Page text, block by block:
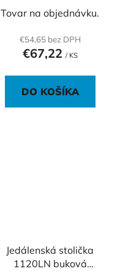
Tovar na objednávku.
€54,65 bez DPH
€67,22 / KS
DO KOŠÍKA
Jedálenská stolička
1120LN buková